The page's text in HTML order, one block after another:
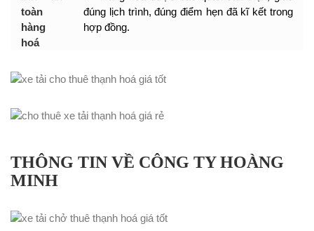
toàn
hàng
hoá
đúng lịch trình, đúng điểm hẹn đã kĩ kết trong
hợp đồng.
THÔNG TIN VỀ CÔNG TY HOÀNG
MINH